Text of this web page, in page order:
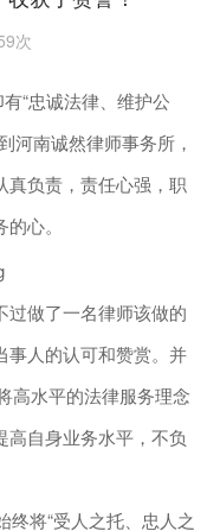
次
“忠诚法律、维护公
河南诚然律师事务所，
真负责，责任心强，职
心。
做了一名律师该做的
事人的认可和赞赏。并
高水平的法律服务理念
自身业务水平，不负
将“受人之托、忠人之